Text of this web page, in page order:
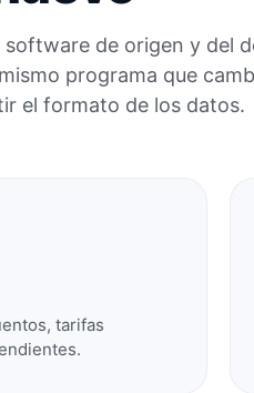
de origen y del
programa que
el formato de los datos.
tarifas